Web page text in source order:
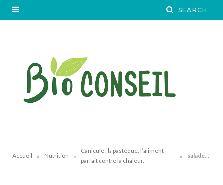
Accueil » Nutrition »
Canicule : la pastèque, l’aliment
parfait contre la chaleur.
» salade-boeuf